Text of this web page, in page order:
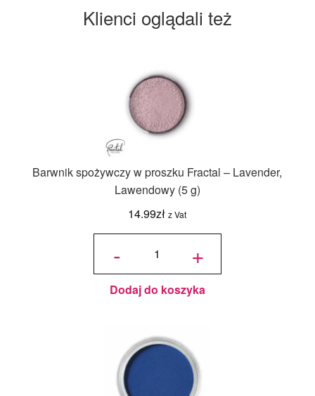
Klienci oglądali też
Barwnik spożywczy w proszku Fractal – Lavender,
Lawendowy (5 g)
14.99zł z Vat
-
ilość
w proszku
Fractal -
Lavender,
Lawendowy
(5 g)
+
Dodaj do koszyka